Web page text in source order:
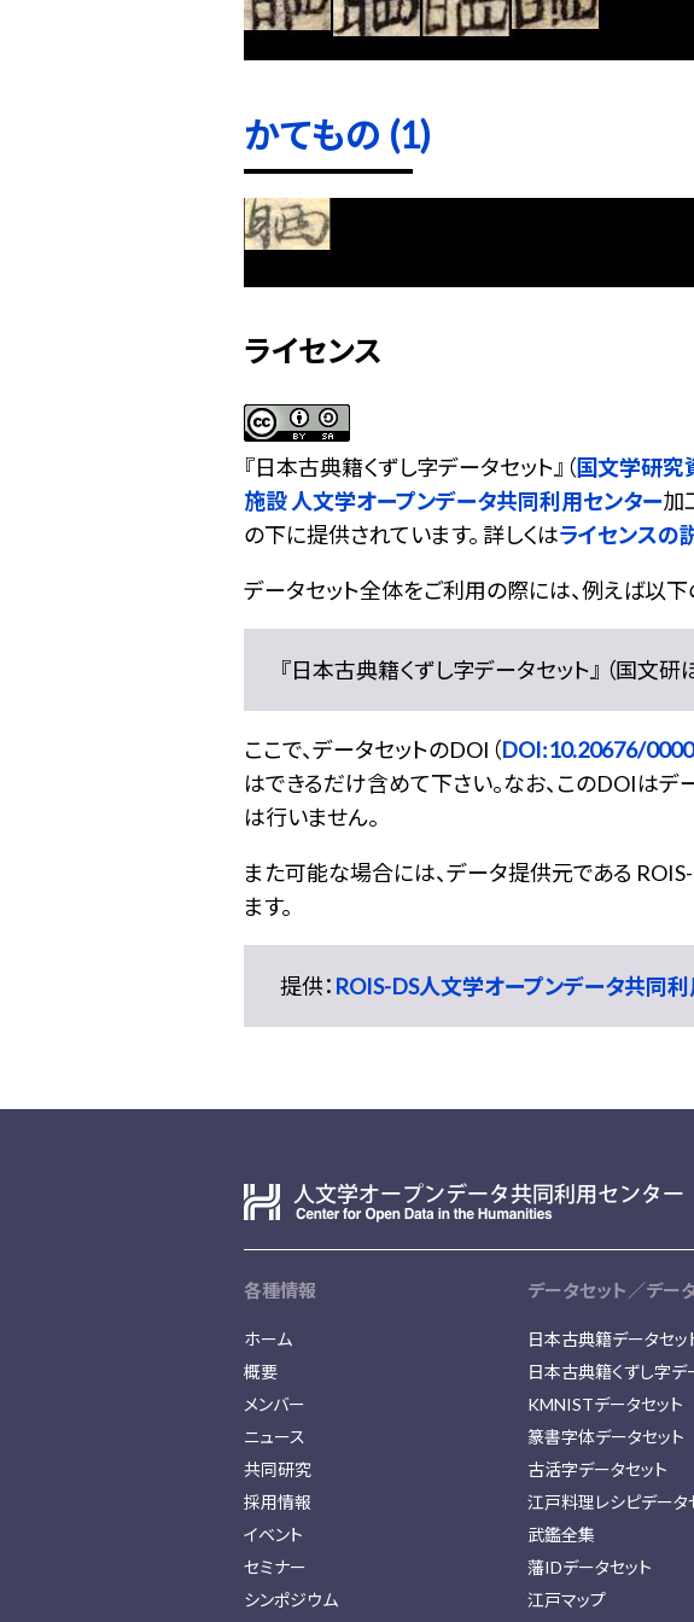
かてもの (1)
ライセンス
『日本古典籍くずし字データセット』（国文学研究
施設 人文学オープンデータ共同利用センター加
の下に提供されています。 詳しくはライセンスの
データセット全体をご利用の際には、例えば以下
『日本古典籍くずし字データセット』 （国
ここで、データセットのDOI（DOI:10.20676/
はできるだけ含めて下さい。なお、このDOIはデ
は行いません。
また可能な場合には、データ提供元である
ます。
提供： ROIS-DS人文学オープンデータ共同
各種情報
ホーム
概要
メンバー
ニュース
共同研究
採用情報
イベント
セミナー
シンポジウム
データセット／デー
日本古典籍データセッ
日本古典籍くずし字デ
KMNISTデータセット
篆書字体データセット
古活字データセット
江戸料理レシピデータ
武鑑全集
藩IDデータセット
江戸マップ